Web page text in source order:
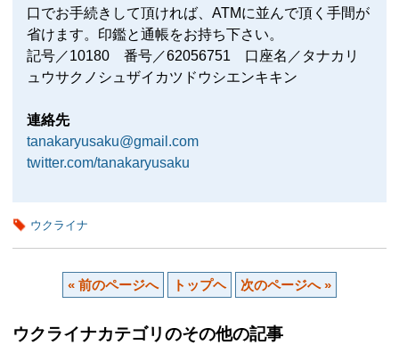
口でお手続きして頂ければ、ATMに並んで頂く手間が
省けます。印鑑と通帳をお持ち下さい。
記号／10180 番号／62056751 口座名／タナカリ
ュウサクノシュザイカツドウシエンキキン
連絡先
tanakaryusaku@gmail.com
twitter.com/tanakaryusaku
ウクライナ
« 前のページへ トップヘ 次のページへ »
ウクライナカテゴリのその他の記事